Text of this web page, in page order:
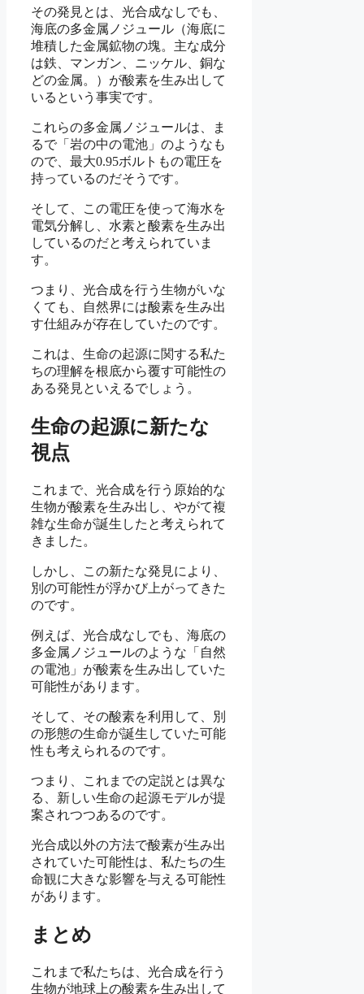
その発見とは、光合成なしでも、
海底の多金属ノジュール（海底に
堆積した金属鉱物の塊。主な成分
は鉄、マンガン、ニッケル、銅な
どの金属。）が酸素を生み出して
いるという事実です。
これらの多金属ノジュールは、ま
るで「岩の中の電池」のようなも
ので、最大0.95ボルトもの電圧を
持っているのだそうです。
そして、この電圧を使って海水を
電気分解し、水素と酸素を生み出
しているのだと考えられていま
す。
つまり、光合成を行う生物がいな
くても、自然界には酸素を生み出
す仕組みが存在していたのです。
これは、生命の起源に関する私た
ちの理解を根底から覆す可能性の
ある発見といえるでしょう。
生命の起源に新たな
視点
これまで、光合成を行う原始的な
生物が酸素を生み出し、やがて複
雑な生命が誕生したと考えられて
きました。
しかし、この新たな発見により、
別の可能性が浮かび上がってきた
のです。
例えば、光合成なしでも、海底の
多金属ノジュールのような「自然
の電池」が酸素を生み出していた
可能性があります。
そして、その酸素を利用して、別
の形態の生命が誕生していた可能
性も考えられるのです。
つまり、これまでの定説とは異な
る、新しい生命の起源モデルが提
案されつつあるのです。
光合成以外の方法で酸素が生み出
されていた可能性は、私たちの生
命観に大きな影響を与える可能性
があります。
まとめ
これまで私たちは、光合成を行う
生物が地球上の酸素を生み出して